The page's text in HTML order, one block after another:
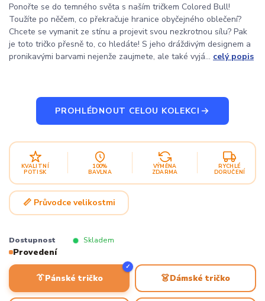
Ponořte se do temného světa s naším tričkem Colored Bull!
Toužíte po něčem, co překračuje hranice obyčejného oblečení?
Chcete se vymanit ze stínu a projevit svou nezkrotnou sílu? Pak
je toto tričko přesně to, co hledáte! S jeho dráždivým designem a
pronikavými barvami nejenže zaujmete, ale také vyjá... celý popis
PROHLÉDNOUT CELOU KOLEKCI
KVALITNÍ
POTISK
100%
BAVLNA
VÝMĚNA
ZDARMA
RYCHLÉ
DORUČENÍ
📏 Průvodce velikostmi
Dostupnost Skladem
Provedení
👔Pánské tričko
✓
👗Dámské tričko